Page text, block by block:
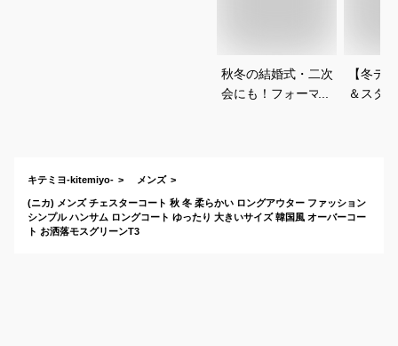
秋冬の結婚式・二次
会にも！フォーマル
【冬デ
＆スタ
キテミヨ-kitemiyo- メンズ
(ニカ) メンズ チェスターコート 秋 冬 柔らかい ロングアウター ファッション
シンプル ハンサム ロングコート ゆったり 大きいサイズ 韓国風 オーバーコー
ト お洒落モスグリーンT3